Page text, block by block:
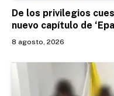
De los privilegios
nuevo capítulo de
8 agosto, 2026